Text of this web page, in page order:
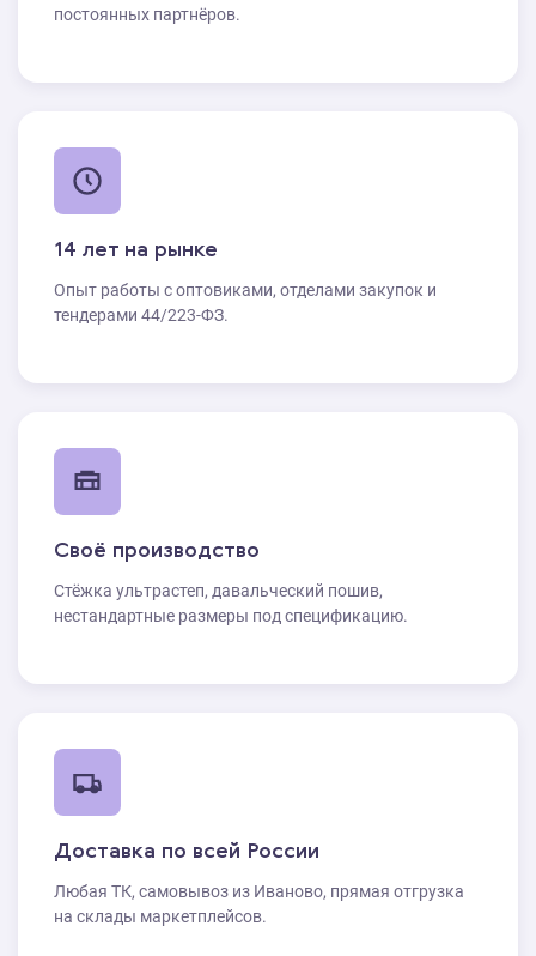
постоянных партнёров.
14 лет на рынке
Опыт работы с оптовиками, отделами закупок и
тендерами 44/223-ФЗ.
Своё производство
Стёжка ультрастеп, давальческий пошив,
нестандартные размеры под спецификацию.
Доставка по всей России
Любая ТК, самовывоз из Иваново, прямая отгрузка
на склады маркетплейсов.